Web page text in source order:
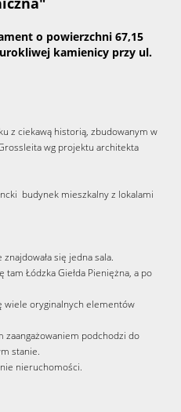
o powierzchni 67,15
kamienicy przy ul.
z ciekawą historią, zbudowanym w
wg projektu architekta
budynek mieszkalny z lokalami
się jedna sala.
tam Łódzka Giełda Pieniężna, a po
wiele oryginalnych elementów
zaangażowaniem podchodzi do
stanie.
nieruchomości.